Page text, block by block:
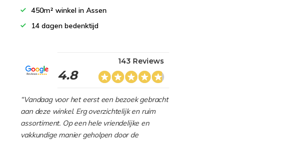
450m² winkel in Assen
14 dagen bedenktijd
4.8
143 Reviews
“Vandaag voor het eerst een bezoek gebracht
aan deze winkel. Erg overzichtelijk en ruim
assortiment. Op een hele vriendelijke en
vakkundige manier geholpen door de